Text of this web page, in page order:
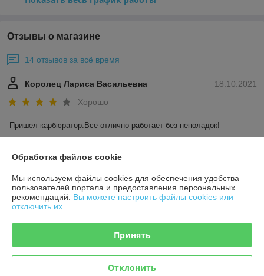
Отзывы о магазине
14 отзывов за всё время
18.10.2021
Королец Лариса Васильевна
Хорошо
Пришел карбюратор.Все отлично работает без неполадок!
Михаил
Хорошо
Всё в принципе не плохо,но вот ценник нужно вовремя менять а не
по факту заказа.до заказа было 27,а после подрос до 35,это
согласитесь чувствительно.ну и обратную связь желательно
Сделка подтверждена через корзину
Обработка файлов cookie
Мы используем файлы cookies для обеспечения удобства
пользователей портала и предоставления персональных
рекомендаций. Вы можете настроить файлы cookies или
отключить их.
Принять
Отклонить